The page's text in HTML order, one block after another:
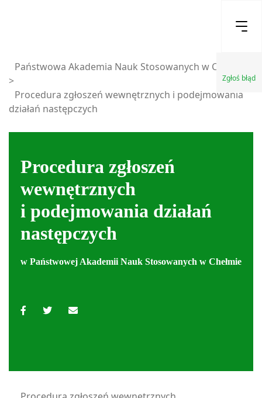
Zgłoś błąd
Państwowa Akademia Nauk Stosowanych w Chełmie
>
Procedura zgłoszeń wewnętrznych i podejmowania
działań następczych
Procedura zgłoszeń
wewnętrznych
i podejmowania działań
następczych
w Państwowej Akademii Nauk Stosowanych w Chełmie